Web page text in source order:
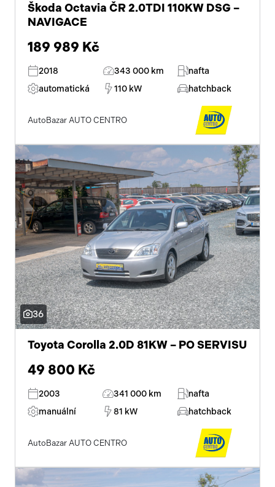
Škoda Octavia ČR 2.0TDI 110KW DSG –
NAVIGACE
189 989 Kč
2018 343 000 km
nafta
automatická
110 kW hatchback
AutoBazar AUTO CENTRO
36
Toyota Corolla 2.0D 81KW – PO SERVISU
49 800 Kč
2003 341 000 km
nafta
manuální
81 kW hatchback
AutoBazar AUTO CENTRO